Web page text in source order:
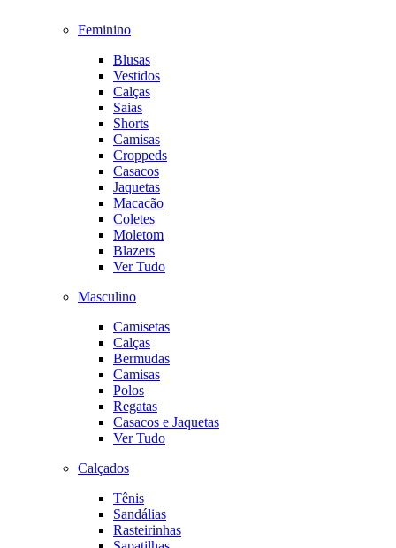
Feminino
Blusas
Vestidos
Calças
Saias
Shorts
Camisas
Croppeds
Casacos
Jaquetas
Macacão
Coletes
Moletom
Blazers
Ver Tudo
Masculino
Camisetas
Calças
Bermudas
Camisas
Polos
Regatas
Casacos e Jaquetas
Ver Tudo
Calçados
Tênis
Sandálias
Rasteirinhas